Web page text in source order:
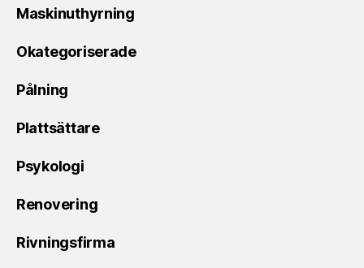
Maskinuthyrning
Okategoriserade
Pålning
Plattsättare
Psykologi
Renovering
Rivningsfirma